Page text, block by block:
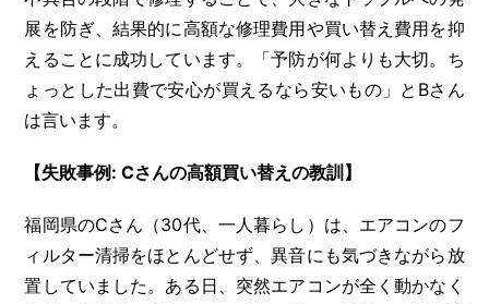
展を防ぎ、結果的に高額な修理費用や買い替え費用を抑
えることに成功しています。「予防が何よりも大切。ち
ょっとした出費で安心が買えるなら安いもの」とBさん
は言います。
【失敗事例: Cさんの高額買い替えの教訓】
福岡県のCさん（30代、一人暮らし）は、エアコンのフ
ィルター清掃をほとんどせず、異音にも気づきながら放
置していました。ある日、突然エアコンが全く動かなく